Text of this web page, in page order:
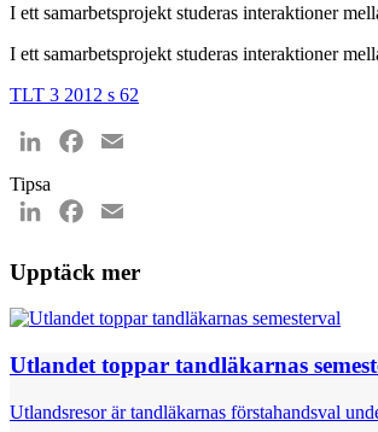
I ett samarbetsprojekt studeras interaktioner
I ett samarbetsprojekt studeras interaktioner
TLT 3 2012 s 62
LinkedInFacebook
Tipsa
LinkedInFacebook
Upptäck mer
Utlandet toppar tandläkarnas
Utlandsresor är tandläkarnas förstahandsval